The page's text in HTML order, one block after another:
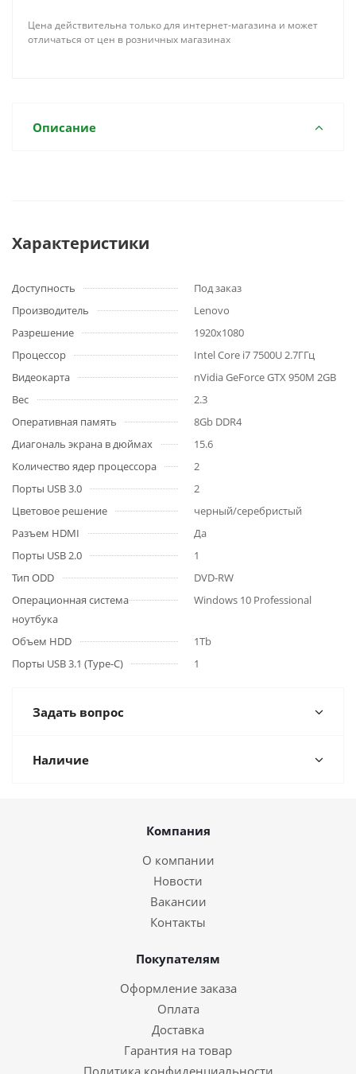
Цена действительна только для интернет-магазина и может
отличаться от цен в розничных магазинах
Описание
Характеристики
Доступность
Под заказ
Производитель
Lenovo
Разрешение
1920x1080
Процессор
Intel Core i7 7500U 2.7ГГц
Видеокарта
nVidia GeForce GTX 950M 2GB
Вес
2.3
Оперативная память
8Gb DDR4
Диагональ экрана в дюймах
15.6
Количество ядер процессора
2
Порты USB 3.0
2
Цветовое решение
черный/серебристый
Разъем HDMI
Да
Порты USB 2.0
1
Тип ODD
DVD-RW
Операционная система
ноутбука
Windows 10 Professional
Объем HDD
1Tb
Порты USB 3.1 (Type-C)
1
Задать вопрос
Наличие
Компания
О компании
Новости
Вакансии
Контакты
Покупателям
Оформление заказа
Оплата
Доставка
Гарантия на товар
Политика конфиденциальности